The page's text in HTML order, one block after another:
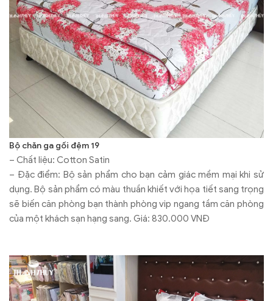
Bộ chăn ga gối đệm 19
– Chất liệu: Cotton Satin
– Đặc điểm: Bộ sản phẩm cho bạn cảm giác mềm mại khi sử
dụng. Bộ sản phẩm có màu thuần khiết với họa tiết sang trọng
sẽ biến căn phòng bạn thành phòng vip ngang tầm căn phòng
của một khách sạn hạng sang. Giá: 830.000 VNĐ